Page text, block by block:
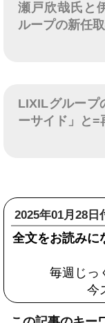
瀬戸欣哉氏と
ループの新任
LIXILグループ
ーサイド」と=
2025年01月28日
全文をお読みに
毎週じっ
今